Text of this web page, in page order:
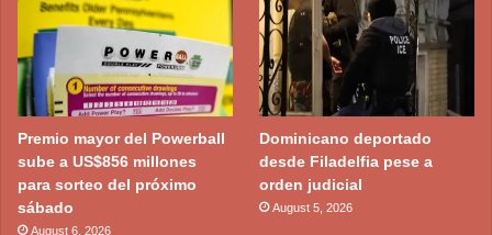
Premio mayor del Powerball
sube a US$856 millones
para sorteo del próximo
sábado
August 6, 2026
Dominicano deportado
desde Filadelfia pese a
orden judicial
August 5, 2026